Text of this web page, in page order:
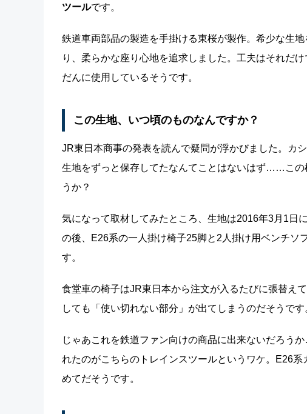
ツールです。
鉄道車両部品の製造を手掛ける東桜が製作。希少な生
り、柔らかな座り心地を追求しました。工夫はそれだ
だんに使用しているそうです。
この生地、いつ頃のものなんですか？
JR東日本商事の発表を読んで疑問が浮かびました。カ
生地をずっと保存してたなんてことはないはず……この
うか？
気になって取材してみたところ、生地は2016年3月1日
の後、E26系の一人掛け椅子25脚と2人掛け用ベンチソ
す。
食堂車の椅子はJR東日本から注文が入るたびに張替え
しても「使い切れない部分」が出てしまうのだそうです
じゃあこれを鉄道ファン向けの商品に出来ないだろ
れたのがこちらのトレインスツールというワケ。E26
めてだそうです。